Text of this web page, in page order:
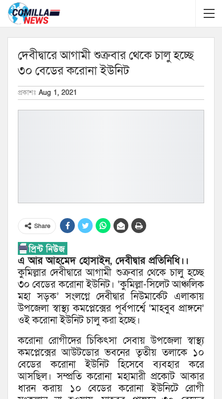
দেবীদ্বারে আগামী শুক্রবার থেকে চালু হচ্ছে
৩০ বেডের করোনা ইউনিট
প্রকাশঃ Aug 1, 2021
Share
এ আর আহমেদ হোসাইন, দেবীদ্বার প্রতিনিধি।।
কুমিল্লার দেবীদ্বারে আগামী শুক্রবার থেকে চালু হচ্ছে
৩০ বেডের করোনা ইউনিট। ‘কুমিল্লা-সিলেট আঞ্চলিক
মহা সড়ক’ সংলগ্নে দেবীদ্বার নিউমার্কেট এলাকায়
উপজেলা স্বাস্থ্য কমপ্লেক্সের পূর্বপার্শ্বে ‘মাহবুব প্রাঙ্গনে’
ওই করোনা ইউনিট চালু করা হচ্ছে।
করোনা রোগীদের চিকিৎসা সেবায় উপজেলা স্বাস্থ্য
কমপ্লেক্সের আউটডোর ভবনের তৃতীয় তলাকে ১০
বেডের করোনা ইউনিট হিসেবে ব্যবহার করে
আসছিল। সম্প্রতি করোনা মহামারী প্রকোট আকার
ধারন করায় ১০ বেডের করোনা ইউনিটে রোগী